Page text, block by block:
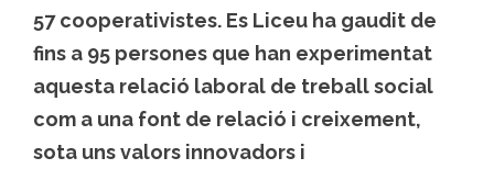
57 cooperativistes. Es Liceu ha gaudit de
fins a 95 persones que han experimentat
aquesta relació laboral de treball social
com a una font de relació i creixement,
sota uns valors innovadors i